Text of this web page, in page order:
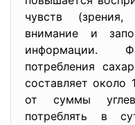
чувств
внимание и
информации.
потребления
составляет около
от суммы
потреблять в